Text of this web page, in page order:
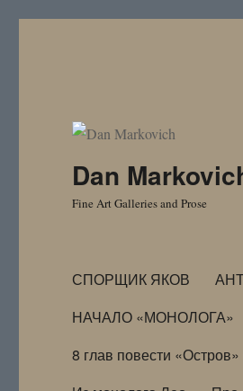
Dan
Fine Art Galleries and Prose
СПОРЩИК ЯКОВ
НАЧАЛО «МОНОЛОГА»
8 глав повести